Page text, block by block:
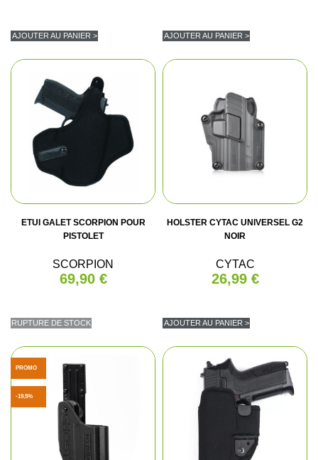
AJOUTER AU PANIER > AJOUTER AU PANIER >
ETUI GALET SCORPION POUR
PISTOLET
SCORPION
69,90 €
RUPTURE DE STOCK
HOLSTER CYTAC UNIVERSEL G2
NOIR
CYTAC
26,99 €
AJOUTER AU PANIER >
PROMO
-19,5%